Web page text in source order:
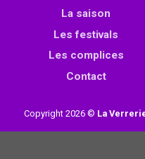
La saison
Les festivals
Les complices
Contact
Copyright 2026 © La